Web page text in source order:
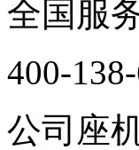
全国服
400-
公司座